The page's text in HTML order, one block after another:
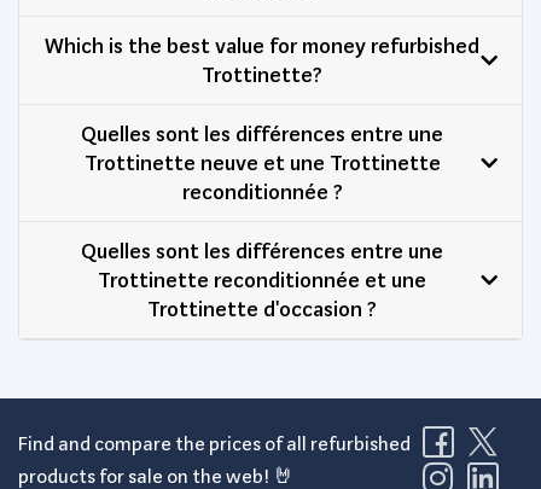
Which is the best value for money refurbished
Trottinette?
Quelles sont les différences entre une
Trottinette neuve et une Trottinette
reconditionnée ?
Quelles sont les différences entre une
Trottinette reconditionnée et une
Trottinette d'occasion ?
Find and compare the prices of all refurbished
products for sale on the web! 🤘